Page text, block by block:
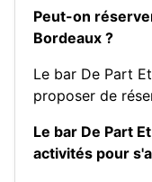
Peut-on
Bordeaux ?
Le bar De Part
proposer de
Le bar De Part
activités pour